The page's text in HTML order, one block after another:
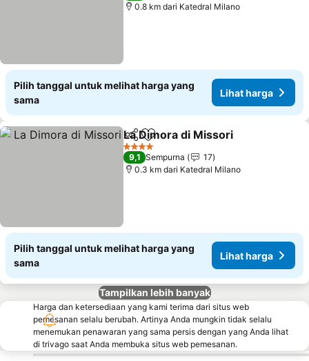
0.8 km dari Katedral Milano
Pilih tanggal untuk melihat harga yang
sama
Lihat harga
BagikanTambahkan ke favorit
La Dimora di Missori
4 Bintang
9,1 Sempurna
17
0.3 km dari Katedral Milano
Pilih tanggal untuk melihat harga yang
sama
Lihat harga
Tampilkan lebih banyak
Harga dan ketersediaan yang kami terima dari situs web
pemesanan selalu berubah. Artinya Anda mungkin tidak selalu
menemukan penawaran yang sama persis dengan yang Anda lihat
di trivago saat Anda membuka situs web pemesanan.